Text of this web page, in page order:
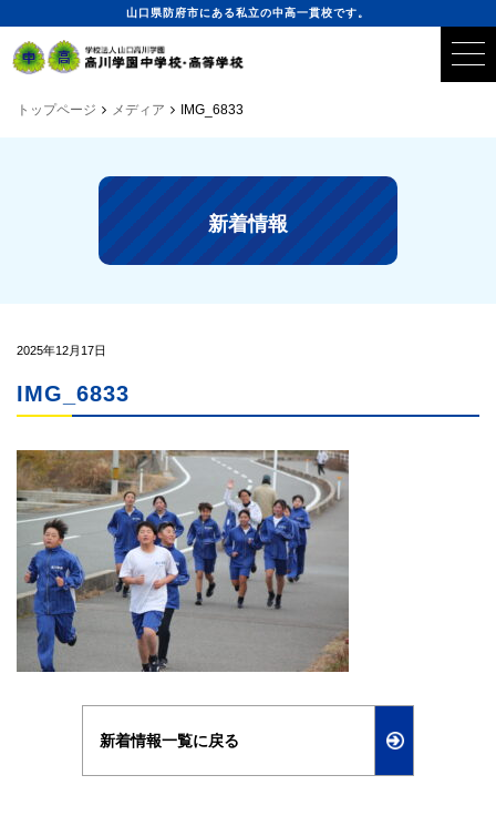
山口県防府市にある私立の中高一貫校です。
トップページ メディア IMG_6833
新着情報
2025年12月17日
IMG_6833
新着情報一覧に戻る